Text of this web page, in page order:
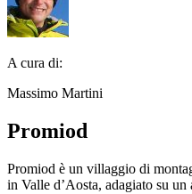
A cura di:
Massimo Martini
Promiod
Promiod è un villaggio di
in Valle d’Aosta, adagiato su